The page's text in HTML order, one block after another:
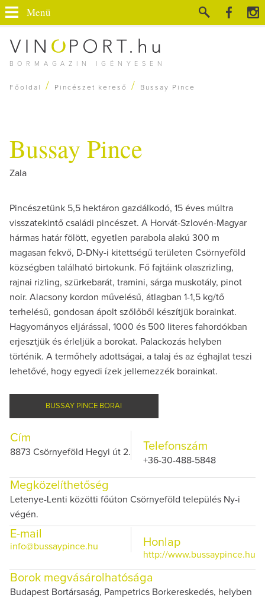
BORMAGAZIN IGÉNYESEN
Menü
Főoldal / Pincészet kereső / Bussay Pince
Bussay Pince
Zala
Pincészetünk 5,5 hektáron gazdálkodó, 15 éves múltra
visszatekintő családi pincészet. A Horvát-Szlovén-Magyar
hármas határ fölött, egyetlen parabola alakú 300 m
magasan fekvő, D-DNy-i kitettségű területen Csörnyeföld
községben található birtokunk. Fő fajtáink olaszrizling,
rajnai rizling, szürkebarát, tramini, sárga muskotály, pinot
noir. Alacsony kordon művelésű, átlagban 1-1,5 kg/tő
terhelésű, gondosan ápolt szőlőből készítjük borainkat.
Hagyományos eljárással, 1000 és 500 literes fahordókban
erjesztjük és érleljük a borokat. Palackozás helyben
történik. A termőhely adottságai, a talaj és az éghajlat teszi
lehetővé, hogy egyedi ízek jellemezzék borainkat.
BUSSAY PINCE BORAI
Cím
8873 Csörnyeföld Hegyi út 2. Telefonszám
+36-30-488-5848
Megközelíthetőség
Letenye-Lenti közötti főúton Csörnyeföld település Ny-i
végén.
E-mail
info@bussaypince.hu Honlap
http://www.bussaypince.hu
Borok megvásárolhatósága
Budapest Bortársaság, Pampetrics Borkereskedés, helyben